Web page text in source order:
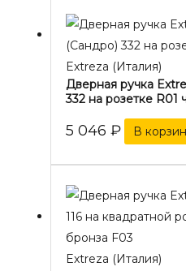
Extreza (Италия)
Дверная ручка
332 на розетке R01
5 046 ₽ В
Extreza (Италия)